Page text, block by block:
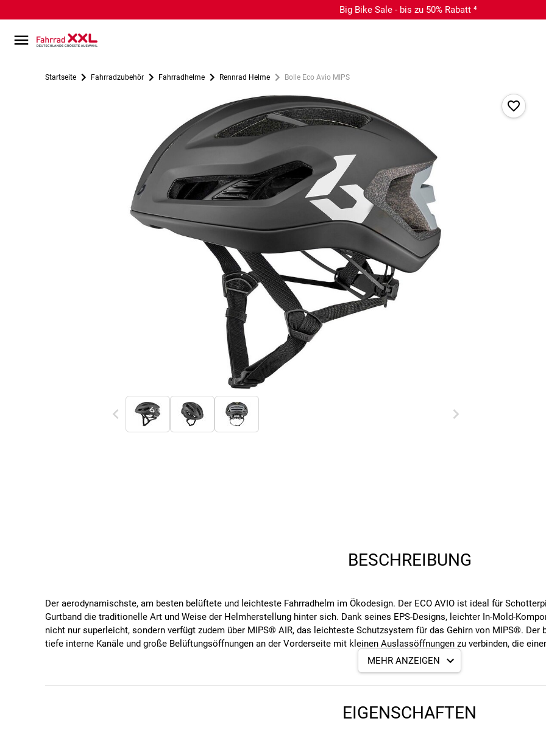
Big Bike Sale - bis zu 50% Rabatt ⁴
Startseite Fahrradzubehör Fahrradhelme Rennrad Helme Bolle Eco Avio MIPS
BESCHREIBUNG
Der aerodynamischste, am besten belüftete und leichteste Fahrradhelm im Ökodesign. Der ECO AVIO ist ideal für
Gurtband die traditionelle Art und Weise der Helmherstellung hinter sich. Dank seines EPS-Designs, leichter In-Mold-
nicht nur superleicht, sondern verfügt zudem über MIPS® AIR, das leichteste Schutzsystem für das Gehirn von MIPS®. Der
tiefe interne Kanäle und große Belüftungsöffnungen an der Vorderseite mit kleinen Auslassöffnungen zu verbinden, die
so für zusätzliche Luftzirkulation sorgen. Der ECO AVIO wurde für noch mehr Tempo entwickelt: Er vereint modernste
AVID Aero Progressive EPS, um die Luftströme zu lenken und die Aufprallenergie zu kanalisieren. Der ECO AVIO ist so
der Rückseite reduziert wird, während ein Opti-Dock Sonnenbrillen aller Größen sicher hält. Er eignet sich sogar für
MEHR ANZEIGEN
EIGENSCHAFTEN